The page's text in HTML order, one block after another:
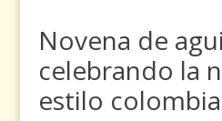
Novena de
celebrando la
estilo